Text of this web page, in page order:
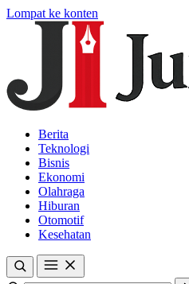
Lompat ke konten
Berita
Teknologi
Bisnis
Ekonomi
Olahraga
Hiburan
Otomotif
Kesehatan